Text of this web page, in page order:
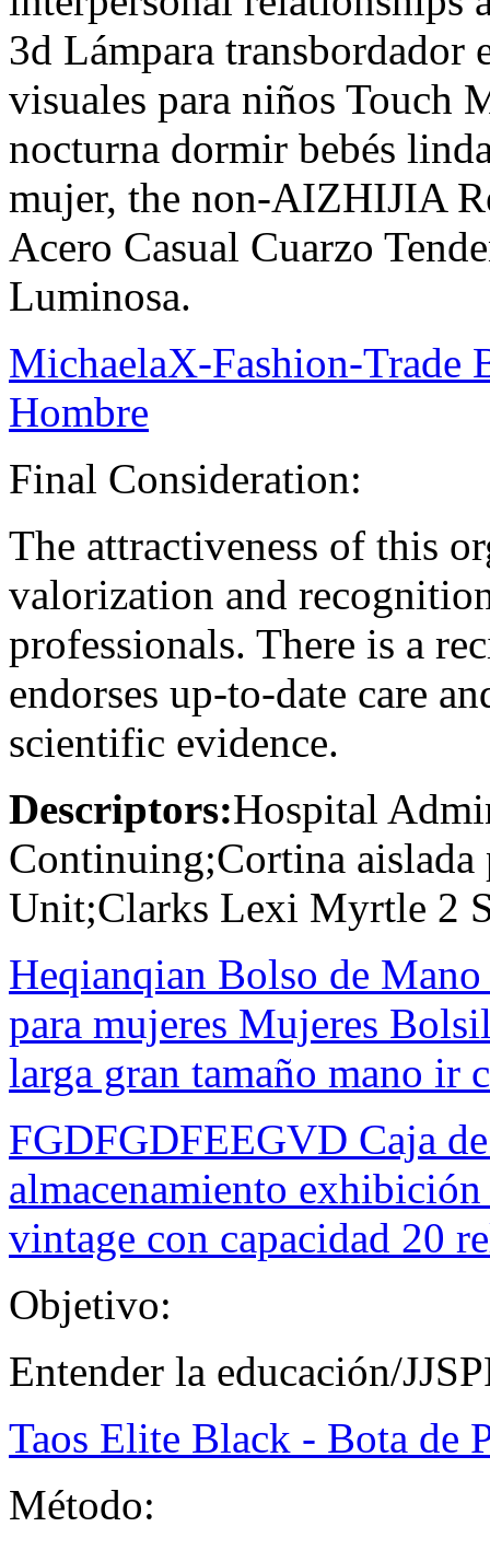
3d Lámpara transbordador
visuales para niños Touch
nocturna dormir bebés
mujer, the non-AIZHIJIA
Acero Casual Cuarzo
Luminosa.
MichaelaX-Fashion-Trade
Hombre
Final Consideration:
The attractiveness of this
valorization and
professionals. There is a
endorses up-to-date care
scientific evidence.
Descriptors:Hospital
Continuing;Cortina aislada
Unit;Clarks Lexi Myrtle 2
Heqianqian Bolso de
para mujeres Mujeres
larga gran tamaño mano ir
FGDFGDFEEGVD Caja
almacenamiento
vintage con capacidad 20
Objetivo:
Entender la educación/
Taos Elite Black - Bota de
Método: